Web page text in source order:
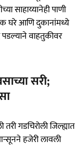
साहाय्यानेही पाणी
घरे आणि दुकानांमध्ये
वाहतुकीवर
सरी;
गडचिरोली जिल्ह्यात
हजेरी लावली